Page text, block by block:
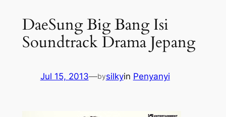
DaeSung Big Bang Isi
Soundtrack Drama Jepang
Jul 15, 2013—bysilkyin Penyanyi